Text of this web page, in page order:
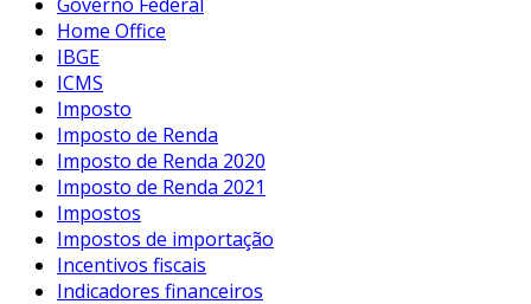
Home Office
IBGE
ICMS
Imposto
Imposto de Renda
Imposto de Renda 2020
Imposto de Renda 2021
Impostos
Impostos de importação
Incentivos fiscais
Indicadores financeiros